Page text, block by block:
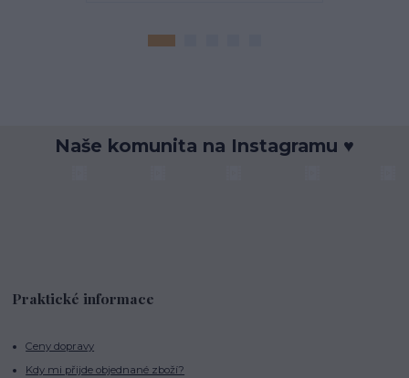
Naše komunita na Instagramu ♥
Praktické informace
Ceny dopravy
Kdy mi přijde objednané zboží?